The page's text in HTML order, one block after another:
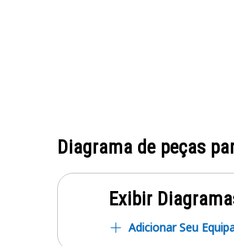
Diagrama de peças
Exibir
Adicionar Seu